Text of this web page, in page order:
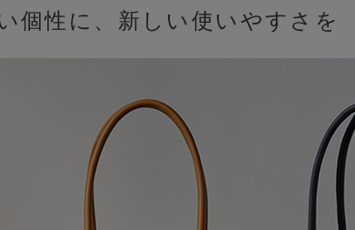
個性に、新しい使いやすさを